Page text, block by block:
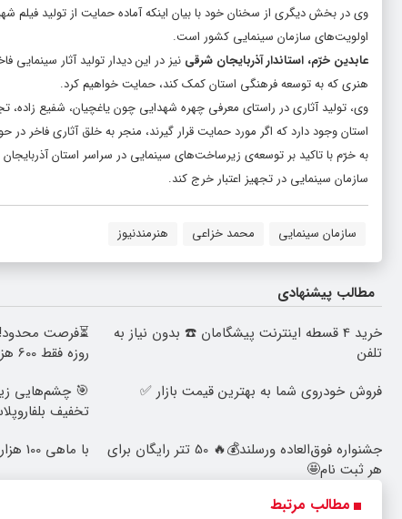
وی در بخش دیگری از سخنان خود با بیان اینکه آماده حمایت از تولید
اولویت‌های سازمان سینمایی کشور است.
عابدین خرّم، استاندار آذربایجان شرقی نیز در این دیدار تولید آثار سینمایی
هنری که به توسعه فرهنگی استان کمک کند، حمایت خواهیم کرد.
وی، تولید آثاری در راستای معرفی چهره شهدایی چون یاغچیان، شفیع
استان وجود دارد که اگر مورد حمایت قرار گیرند، منجر به خلق آثاری فاخر در
به خرّم با تاکید بر توسعه‌ی زیرساخت‌های سینمایی در سراسر استان
سازمان سینمایی در تجهیز اعتبار خرج کند.
سازمان سینمایی محمد خزاعی هنرمندنيوز
مطالب پیشنهادی
خرید 4 قسطه اینترنت پیشگامان ☎️ بدون نیاز به
تلفن
روزه فقط 600 هزارتومان!!
فروش خودروی شما به بهترین قیمت بازار ✅
تخفیف
جشنواره فوق‌العاده ورسلند💰🔥 50 تتر رایگان برای
هر ثبت نام🤩
با ماهی 100 هزار تومان، بی‌وقفه دانلود کن!!
مطالب مرتبط